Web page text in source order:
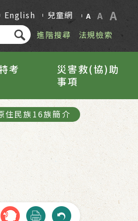
English 兒童網 A A A
進階搜尋 法規檢索
考
災害救(協)助
事項
住民族16族簡介